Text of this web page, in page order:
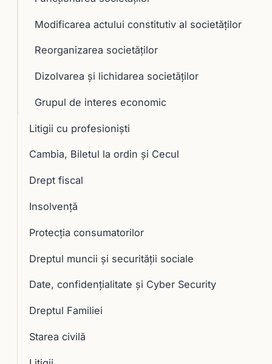
Modificarea actului constitutiv al societăţilor
Reorganizarea societăţilor
Dizolvarea şi lichidarea societăţilor
Grupul de interes economic
Litigii cu profesioniști
Cambia, Biletul la ordin și Cecul
Drept fiscal
Insolvență
Protecția consumatorilor
Dreptul muncii și securității sociale
Date, confidențialitate și Cyber Security
Dreptul Familiei
Starea civilă